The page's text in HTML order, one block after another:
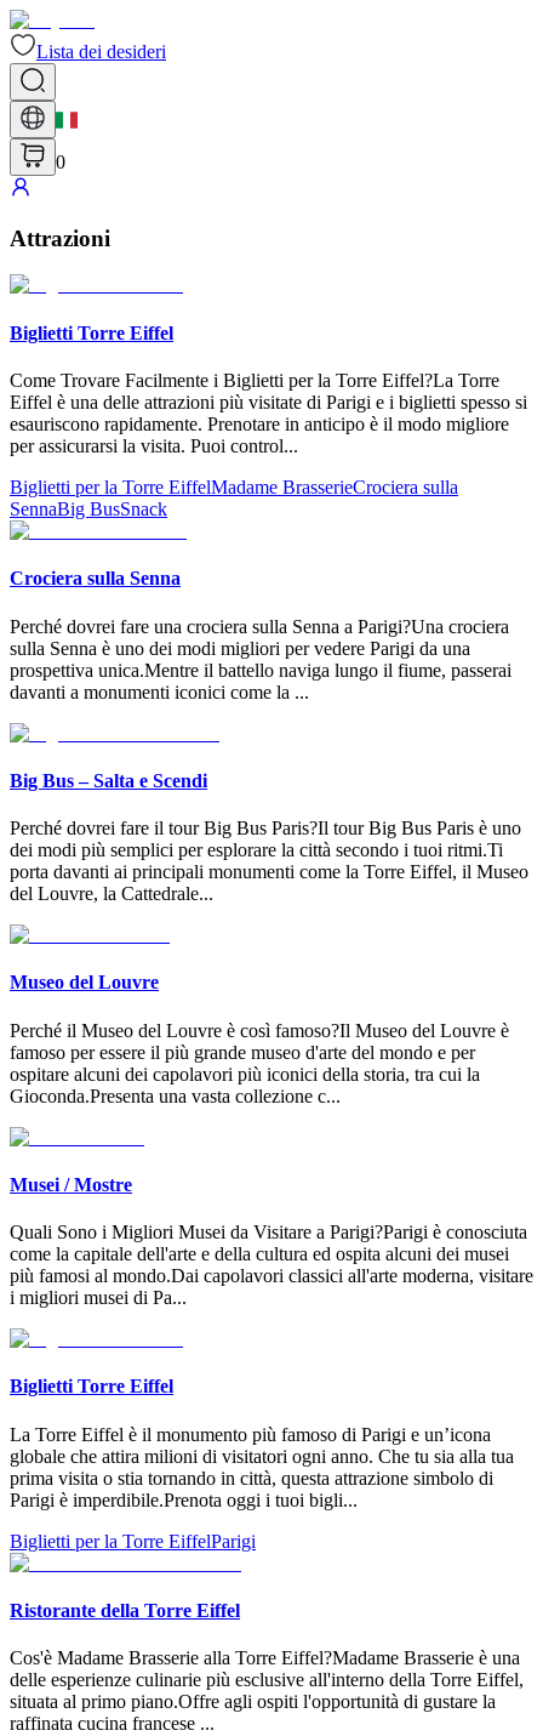
Lista dei desideri
0
Attrazioni
Biglietti Torre Eiffel
Come Trovare Facilmente i Biglietti per la Torre Eiffel?La Torre
Eiffel è una delle attrazioni più visitate di Parigi e i biglietti spesso si
esauriscono rapidamente. Prenotare in anticipo è il modo migliore
per assicurarsi la visita. Puoi control...
Biglietti per la Torre EiffelMadame BrasserieCrociera sulla
SennaBig BusSnack
Crociera sulla Senna
Perché dovrei fare una crociera sulla Senna a Parigi?Una crociera
sulla Senna è uno dei modi migliori per vedere Parigi da una
prospettiva unica.Mentre il battello naviga lungo il fiume, passerai
davanti a monumenti iconici come la ...
Big Bus – Salta e Scendi
Perché dovrei fare il tour Big Bus Paris?Il tour Big Bus Paris è uno
dei modi più semplici per esplorare la città secondo i tuoi ritmi.Ti
porta davanti ai principali monumenti come la Torre Eiffel, il Museo
del Louvre, la Cattedrale...
Museo del Louvre
Perché il Museo del Louvre è così famoso?Il Museo del Louvre è
famoso per essere il più grande museo d'arte del mondo e per
ospitare alcuni dei capolavori più iconici della storia, tra cui la
Gioconda.Presenta una vasta collezione c...
Musei / Mostre
Quali Sono i Migliori Musei da Visitare a Parigi?Parigi è conosciuta
come la capitale dell'arte e della cultura ed ospita alcuni dei musei
più famosi al mondo.Dai capolavori classici all'arte moderna, visitare
i migliori musei di Pa...
Biglietti Torre Eiffel
La Torre Eiffel è il monumento più famoso di Parigi e un’icona
globale che attira milioni di visitatori ogni anno. Che tu sia alla tua
prima visita o stia tornando in città, questa attrazione simbolo di
Parigi è imperdibile.Prenota oggi i tuoi bigli...
Biglietti per la Torre EiffelParigi
Ristorante della Torre Eiffel
Cos'è Madame Brasserie alla Torre Eiffel?Madame Brasserie è una
delle esperienze culinarie più esclusive all'interno della Torre Eiffel,
situata al primo piano.Offre agli ospiti l'opportunità di gustare la
raffinata cucina francese ...